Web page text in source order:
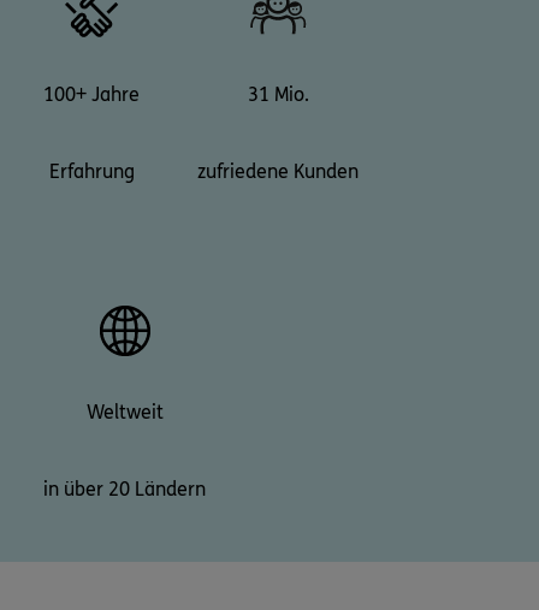
100+ Jahre
Erfahrung
31 Mio.
zufriedene Kunden
Weltweit
in über 20 Ländern